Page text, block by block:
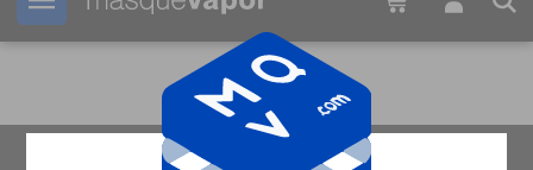
Tu pedido puede ser enviado en 50m: 28s